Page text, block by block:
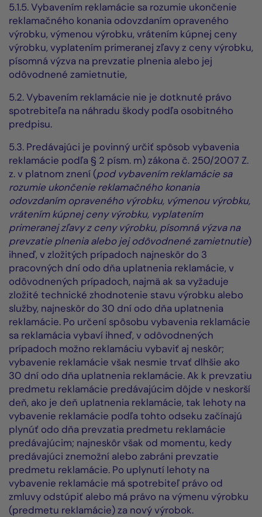
5.1.5. Vybavením reklamácie sa rozumie ukončenie
reklamačného konania odovzdaním opraveného
výrobku, výmenou výrobku, vrátením kúpnej ceny
výrobku, vyplatením primeranej zľavy z ceny výrobku,
písomná výzva na prevzatie plnenia alebo jej
odôvodnené zamietnutie,
5.2. Vybavením reklamácie nie je dotknuté právo
spotrebiteľa na náhradu škody podľa osobitného
predpisu.
5.3. Predávajúci je povinný určiť spôsob vybavenia
reklamácie podľa § 2 písm. m) zákona č. 250/2007 Z.
z. v platnom znení (pod vybavením reklamácie sa
rozumie ukončenie reklamačného konania
odovzdaním opraveného výrobku, výmenou výrobku,
vrátením kúpnej ceny výrobku, vyplatením
primeranej zľavy z ceny výrobku, písomná výzva na
prevzatie plnenia alebo jej odôvodnené zamietnutie)
ihneď, v zložitých prípadoch najneskôr do 3
pracovných dní odo dňa uplatnenia reklamácie, v
odôvodnených prípadoch, najmä ak sa vyžaduje
zložité technické zhodnotenie stavu výrobku alebo
služby, najneskôr do 30 dní odo dňa uplatnenia
reklamácie. Po určení spôsobu vybavenia reklamácie
sa reklamácia vybaví ihneď, v odôvodnených
prípadoch možno reklamáciu vybaviť aj neskôr;
vybavenie reklamácie však nesmie trvať dlhšie ako
30 dní odo dňa uplatnenia reklamácie. Ak k prevzatiu
predmetu reklamácie predávajúcim dôjde v neskorší
deň, ako je deň uplatnenia reklamácie, tak lehoty na
vybavenie reklamácie podľa tohto odseku začínajú
plynúť odo dňa prevzatia predmetu reklamácie
predávajúcim; najneskôr však od momentu, kedy
predávajúci znemožní alebo zabráni prevzatie
predmetu reklamácie. Po uplynutí lehoty na
vybavenie reklamácie má spotrebiteľ právo od
zmluvy odstúpiť alebo má právo na výmenu výrobku
(predmetu reklamácie) za nový výrobok.